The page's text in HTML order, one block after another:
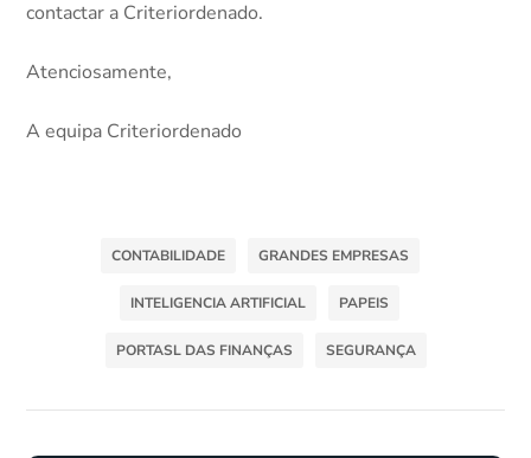
contactar a Criteriordenado.
Atenciosamente,
A equipa Criteriordenado
CONTABILIDADE GRANDES EMPRESAS
INTELIGENCIA ARTIFICIAL PAPEIS
PORTASL DAS FINANÇAS SEGURANÇA